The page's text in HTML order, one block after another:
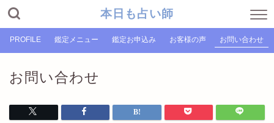
本日も占い師
PROFILE 鑑定メニュー 鑑定お申込み お客様の声 お問い合わせ
お問い合わせ